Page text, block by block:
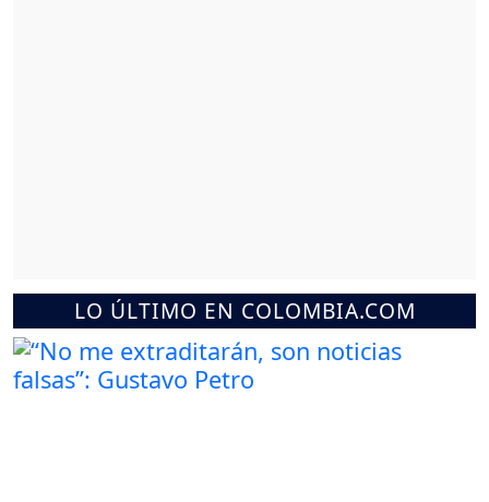
LO ÚLTIMO EN COLOMBIA.COM